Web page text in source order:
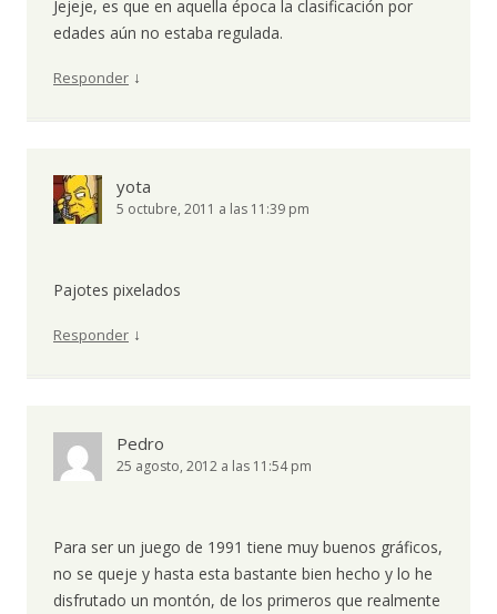
Jejeje, es que en aquella época la clasificación por
edades aún no estaba regulada.
Responder ↓
yota
5 octubre, 2011 a las 11:39 pm
Pajotes pixelados
Responder ↓
Pedro
25 agosto, 2012 a las 11:54 pm
Para ser un juego de 1991 tiene muy buenos gráficos,
no se queje y hasta esta bastante bien hecho y lo he
disfrutado un montón, de los primeros que realmente